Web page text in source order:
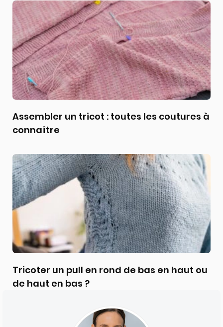
Assembler un tricot : toutes les coutures à
connaître
Tricoter un pull en rond de bas en haut ou
de haut en bas ?